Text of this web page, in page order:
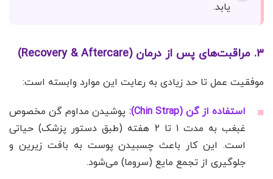
یابد.
۳. مراقبت‌های پس از درمان (Recovery & Aftercare)
موفقیت عمل تا حد زیادی به رعایت این موارد وابسته است:
استفاده از گن (Chin Strap):
پوشیدن مداوم گن مخصوص
غبغب به مدت ۱ تا ۲ هفته (طبق دستور پزشک) حیاتی
است. این کار باعث چسبیدن پوست به بافت زیرین و
جلوگیری از تجمع مایع (سروما) می‌شود.